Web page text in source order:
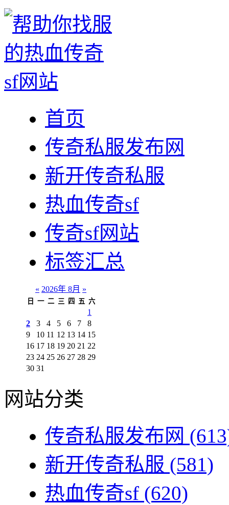
首页
传奇私服发布网
新开传奇私服
热血传奇sf
传奇sf网站
标签汇总
« 2026年 8月 »
日 一 二 三 四 五 六
1
2
3 4 5 6 7
8
9
10 11 12 13 14 15
16 17 18 19 20 21 22
23 24 25 26 27 28 29
30 31
网站分类
传奇私服发布网
新开传奇私服 (581)
热血传奇sf (620)